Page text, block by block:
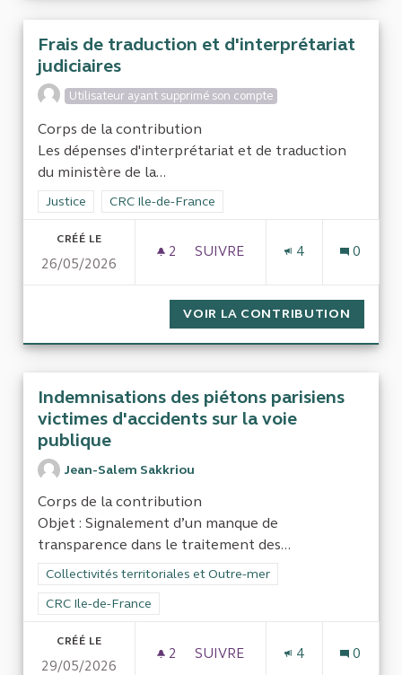
Frais de traduction et d'interprétariat
judiciaires
Utilisateur ayant supprimé son compte
Corps de la contribution
Les dépenses d'interprétariat et de traduction
du ministère de la...
Filtrer les résultats de la catégorie : Justice
Justice Filtrer les résultats pour le secteur : CRC Ile-de-
CRC Ile-de-France
CRÉÉ LE
26/05/2026
2 2 ABONNÉS
SUIVRE
4 0
VOIR LA CONTRIBUTION
Indemnisations des piétons parisiens
victimes d'accidents sur la voie
publique
Jean-Salem Sakkriou
Corps de la contribution
Objet : Signalement d’un manque de
transparence dans le traitement des...
Filtrer les résultats de la catégorie : Collectivités territoriales
Collectivités territoriales et Outre-mer
Filtrer les résultats pour le secteur : CRC Ile-de-France
CRC Ile-de-France
CRÉÉ LE
29/05/2026
2 2 ABONNÉS
SUIVRE
4 0